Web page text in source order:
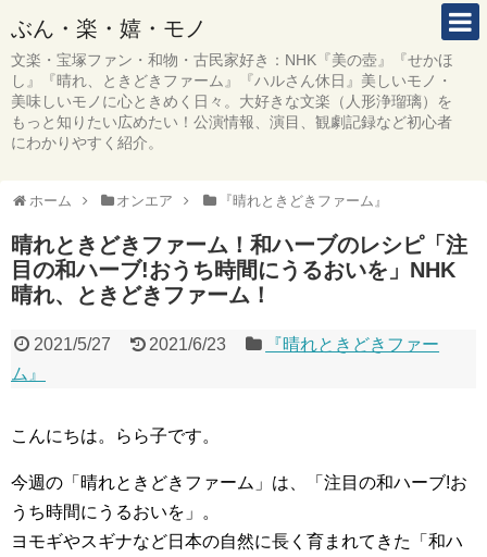
ぶん・楽・嬉・モノ
文楽・宝塚ファン・和物・古民家好き：NHK『美の壺』『せかほ
し』『晴れ、ときどきファーム』『ハルさん休日』美しいモノ・
美味しいモノに心ときめく日々。大好きな文楽（人形浄瑠璃）を
もっと知りたい広めたい！公演情報、演目、観劇記録など初心者
にわかりやすく紹介。
ホーム オンエア 『晴れときどきファーム』
晴れときどきファーム！和ハーブのレシピ「注
目の和ハーブ!おうち時間にうるおいを」NHK
晴れ、ときどきファーム！
2021/5/27 2021/6/23
『晴れときどきファー
ム』
こんにちは。らら子です。
今週の「晴れときどきファーム」は、「注目の和ハーブ!お
うち時間にうるおいを」。
ヨモギやスギナなど日本の自然に長く育まれてきた「和ハ